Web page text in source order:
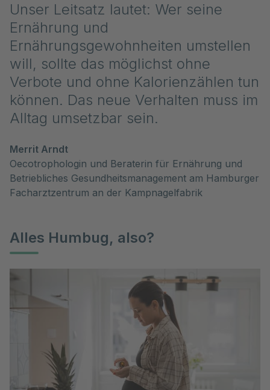
Unser Leitsatz lautet: Wer seine
Ernährung und
Ernährungsgewohnheiten umstellen
will, sollte das möglichst ohne
Verbote und ohne Kalorienzählen tun
können. Das neue Verhalten muss im
Alltag umsetzbar sein.
Merrit Arndt
Oecotrophologin und Beraterin für Ernährung und
Betriebliches Gesundheitsmanagement am Hamburger
Facharztzentrum an der Kampnagelfabrik
Alles Humbug, also?